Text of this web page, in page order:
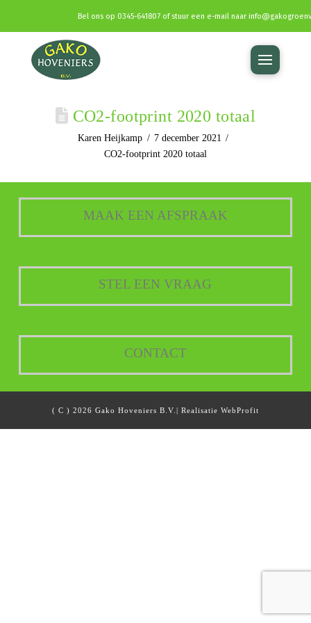
Bel ons op 0345-641807 of stuur een e-mail naar
CO2-footprint 2020 totaal
Karen Heijkamp
7 december 2021
CO2-footprint 2020 totaal
MAAK EEN AFSPRAAK
STEL EEN VRAAG
CONTACT
( C ) 2026 Gako Hoveniers B.V.| Realisatie WebProfit